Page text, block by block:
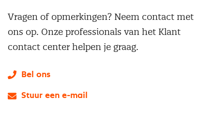
Vragen of opmerkingen? Neem contact met
ons op. Onze professionals van het Klant
contact center helpen je graag.
Bel ons
Stuur een e-mail